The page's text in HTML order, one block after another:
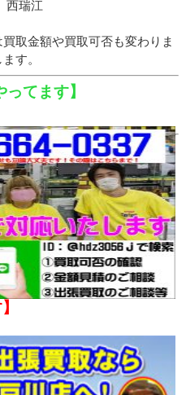
瑞江
取金額や買取可否も変わりま
す。
てます】